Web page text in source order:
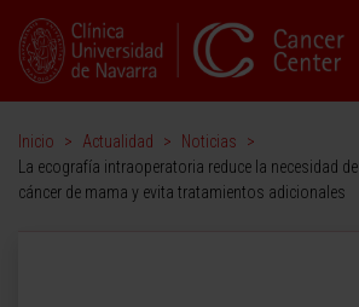
Inicio > Actualidad > Noticias
>
La ecografía intraoperatoria reduce la necesidad
cáncer de mama y evita tratamientos adicionales